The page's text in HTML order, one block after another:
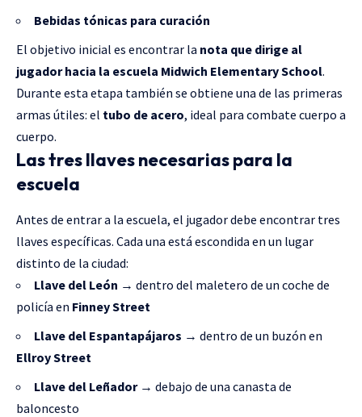
Bebidas tónicas para curación
El objetivo inicial es encontrar la nota que dirige al
jugador hacia la escuela Midwich Elementary School.
Durante esta etapa también se obtiene una de las primeras
armas útiles: el tubo de acero, ideal para combate cuerpo a
cuerpo.
Las tres llaves necesarias para la
escuela
Antes de entrar a la escuela, el jugador debe encontrar tres
llaves específicas. Cada una está escondida en un lugar
distinto de la ciudad:
Llave del León → dentro del maletero de un coche de
policía en Finney Street
Llave del Espantapájaros → dentro de un buzón en
Ellroy Street
Llave del Leñador→ debajo de una canasta de
baloncesto